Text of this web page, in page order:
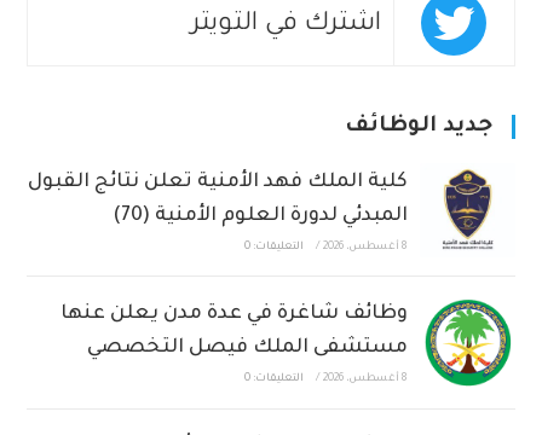
اشترك في التويتر
جديد الوظائف
كلية الملك فهد الأمنية تعلن نتائج القبول
المبدئي لدورة العلوم الأمنية (70)
8 أغسطس، 2026 / التعليقات: 0
وظائف شاغرة في عدة مدن يعلن عنها
مستشفى الملك فيصل التخصصي
8 أغسطس، 2026 / التعليقات: 0